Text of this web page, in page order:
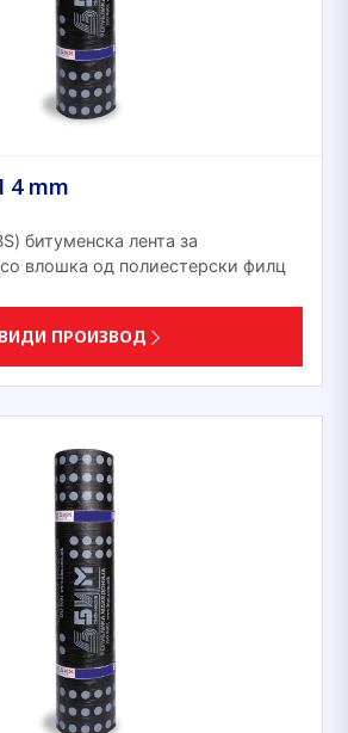
mm
битуменска лента за
влошка од полиестерски филц
ВИДИ ПРОИЗВОД